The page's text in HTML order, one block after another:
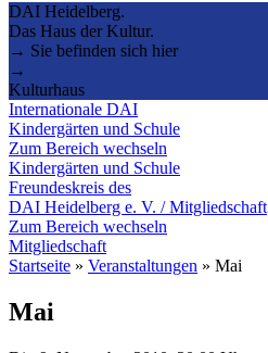
DAI Heidelberg.
Das Haus der Kultur.
→ Sie befinden sich hier
→
Kulturhaus
Internationale DAI
Kindergärten und Schule
Zum Bereich wechseln
Kindergärten und Schule
Freundeskreis des
DAI Heidelberg e. V. / Mitgliedschaft
Zum Bereich wechseln
Mitgliedschaft
Startseite » Veranstaltungen » Mai
Mai